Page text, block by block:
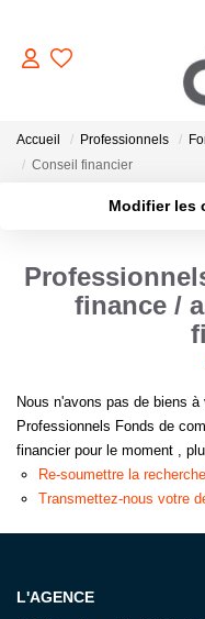
Accueil Professionnels
Conseil financier
Modifier les
Sélectionnez...
Type de bien
Créer une alerte
finance /
Nous n'avons pas de biens
Professionnels Fonds de
financier pour le moment ,
Re-soumettre la
Transmettez-nous votre
L'AGENCE